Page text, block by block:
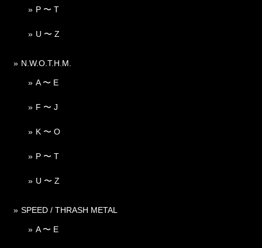
P 〜 T
U 〜 Z
N.W.O.T.H.M.
A 〜 E
F 〜 J
K 〜 O
P 〜 T
U 〜 Z
SPEED / THRASH METAL
A 〜 E